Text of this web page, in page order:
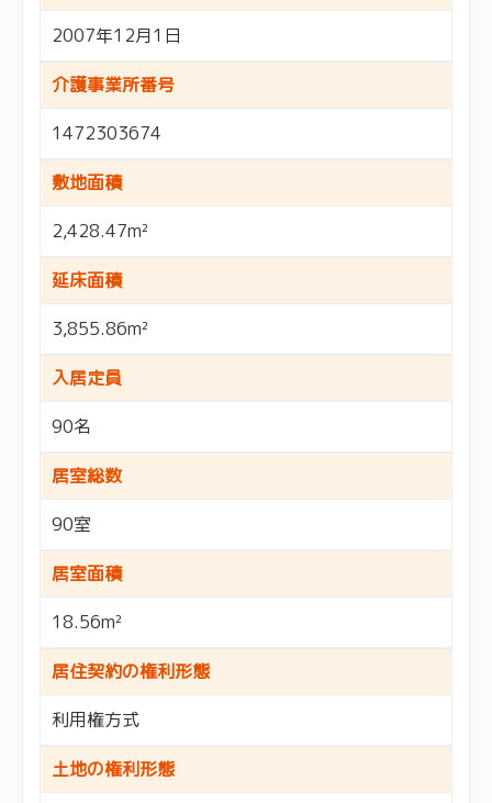
2007年12月1日
介護事業所番号
1472303674
敷地面積
2,428.47m²
延床面積
3,855.86m²
入居定員
90名
居室総数
90室
居室面積
18.56m²
居住契約の権利形態
利用権方式
土地の権利形態